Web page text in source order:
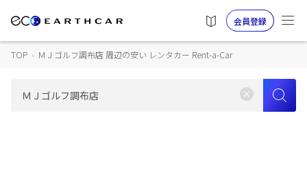
会員登録
TOP › ＭＪゴルフ調布店 周辺の安い レンタカー Rent-a-Car